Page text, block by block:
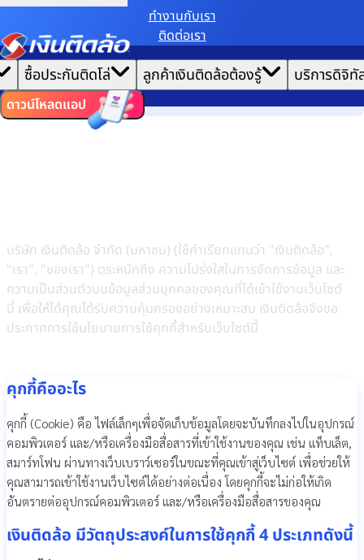
ทํางานกับเรา
ติดต่อเรา
|
ไทย EN
ซื้อประกันติดโล่ ลูกค้าเงินติดล้อต้องรู้ บริการดิจิทั
ดาวน์โหลดแอป
หน้าแรก
นโยบาย
นโยบายการใช้คุกกี้
บริษัท เงินติดล้อ จำกัด (มหาชน) (ใช้คำเรียกแทนว่า "เงินติดล้อ",
"เรา", "ของเรา") ตระหนักถึง ความโปร่งใสในการจัดการข้อมูล และ
ความเป็นส่วนตัวบนข้อมูลส่วนบุคคลของคุณที่ได้เข้าใช้งานเว็บไซต์
นี้ เพื่อให้ได้คุณได้รับความคุ้มครองอย่างเหมาะสม เงินติดล้อจึงขอ
ประกาศการใช้นโยบายการใช้คุกกี้สำหรับเว็บไซต์นี้
คุกกี้คืออะไร
คุกกี้ (Cookie) คือ ไฟล์เล็กๆเพื่อจัดเก็บข้อมูลโดยจะบันทึกลงไปในอุปกรณ์
คอมพิวเตอร์ และ/หรือเครื่องมือสื่อสารที่เข้าใช้งานของคุณ เช่น แท็บเล็ต,
สมาร์ทโฟน ผ่านทางเว็บเบราว์เซอร์ในขณะที่คุณเข้าสู่เว็บไซต์ เพื่อช่วยให้
คุณสามารถเข้าใช้งานเว็บไซต์ได้อย่างต่อเนื่อง โดยคุกกี้จะไม่ก่อให้เกิด
อันตรายต่ออุปกรณ์คอมพิวเตอร์ และ/หรือเครื่องมือสื่อสารของคุณ
เงินติดล้อ มีวัตถุประสงค์ในการใช้คุกกี้ 4 ประเภทดังนี้
เราขอเก็บข้อมูลตาม นโยบายการใช้คุกกี้ เพื่อมอบประสบการณ์การใช้งานเว็บไซต์ที่ดีที่สุดให้
คุณ
ตั้งค่าคุกกี้ ยอมรับคุกกี้ทั้งหมด